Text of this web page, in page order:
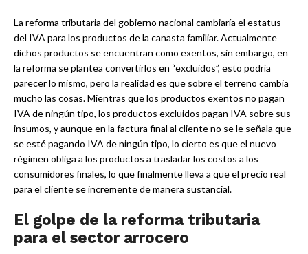
La reforma tributaria del gobierno nacional cambiaría el estatus
del IVA para los productos de la canasta familiar. Actualmente
dichos productos se encuentran como exentos, sin embargo, en
la reforma se plantea convertirlos en “excluidos”, esto podría
parecer lo mismo, pero la realidad es que sobre el terreno cambia
mucho las cosas. Mientras que los productos exentos no pagan
IVA de ningún tipo, los productos excluidos pagan IVA sobre sus
insumos, y aunque en la factura final al cliente no se le señala que
se esté pagando IVA de ningún tipo, lo cierto es que el nuevo
régimen obliga a los productos a trasladar los costos a los
consumidores finales, lo que finalmente lleva a que el precio real
para el cliente se incremente de manera sustancial.
El golpe de la reforma tributaria
para el sector arrocero